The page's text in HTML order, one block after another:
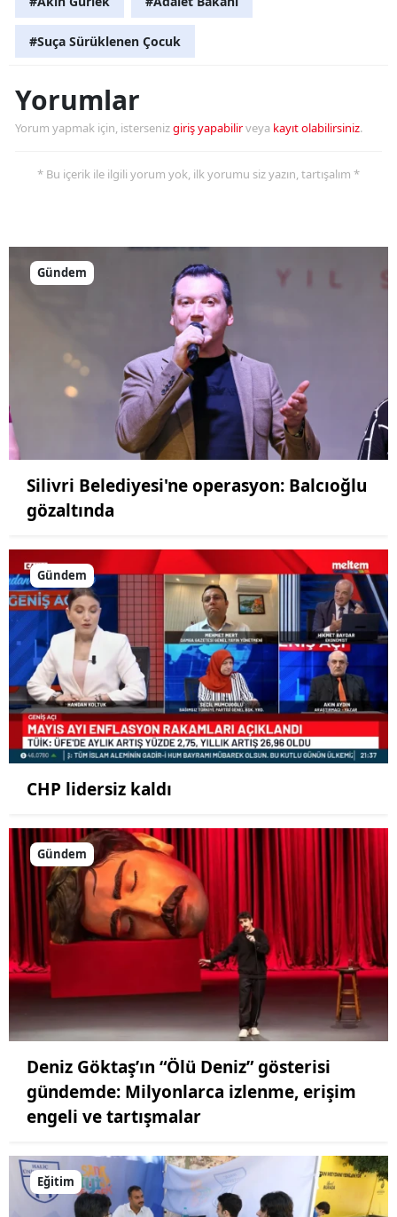
#Suça Sürüklenen Çocuk
Yorumlar
Yorum yapmak için, istersenizgiriş yapabilirveya kayıt olabilirsiniz.
* Bu içerik ile ilgili yorum yok, ilk yorumu siz yazın, tartışalım *
Gündem
Silivri Belediyesi'ne operasyon: Balcıoğlu
gözaltında
Gündem
CHP lidersiz kaldı
Gündem
Deniz Göktaş’ın “Ölü Deniz” gösterisi
gündemde: Milyonlarca izlenme, erişim
engeli ve tartışmalar
Eğitim